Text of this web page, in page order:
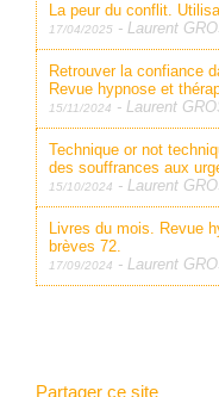
La peur du conflit.
17/04/2025 - Laurent
Retrouver la confiance
Revue hypnose et
15/11/2024 - Laurent
Technique or not
des souffrances aux
15/10/2024 - Laurent
Livres du mois. Revue
brèves 72.
17/09/2024 - Laurent
Partager ce site